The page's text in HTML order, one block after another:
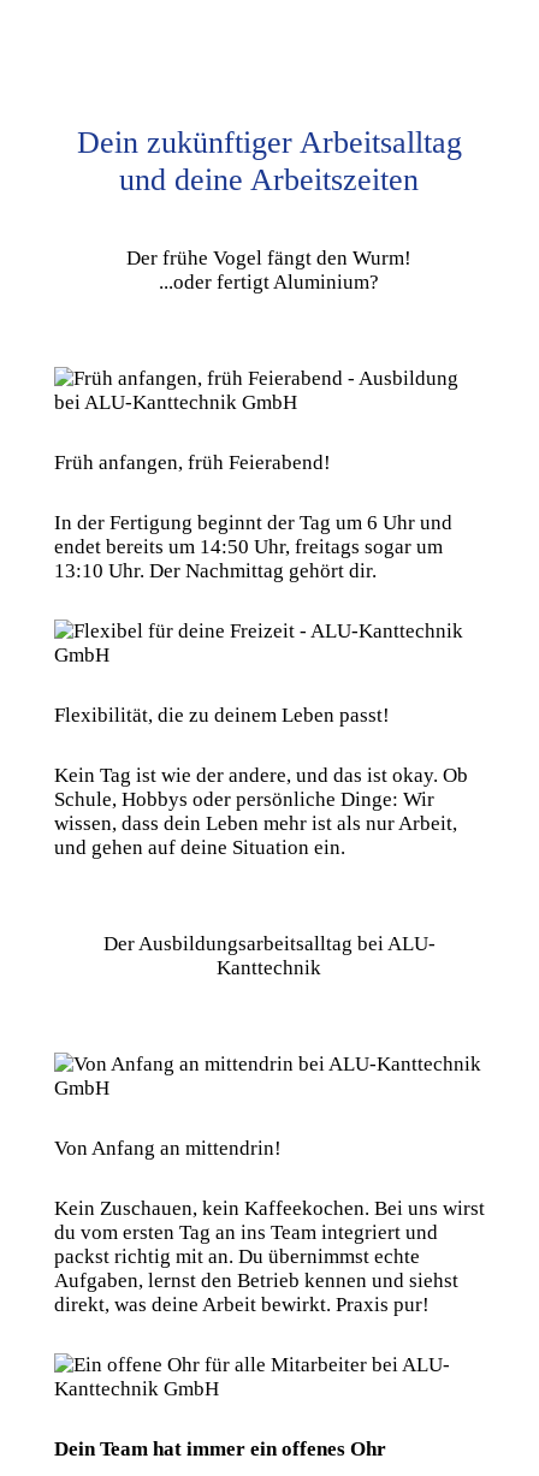
Dein zukünftiger Arbeitsalltag
und deine Arbeitszeiten
Der frühe Vogel fängt den Wurm!
...oder fertigt Aluminium?
Früh anfangen, früh Feierabend!
In der Fertigung beginnt der Tag um 6 Uhr und
endet bereits um 14:50 Uhr, freitags sogar um
13:10 Uhr. Der Nachmittag gehört dir.
Flexibilität, die zu deinem Leben passt!
Kein Tag ist wie der andere, und das ist okay. Ob
Schule, Hobbys oder persönliche Dinge: Wir
wissen, dass dein Leben mehr ist als nur Arbeit,
und gehen auf deine Situation ein.
Der Ausbildungsarbeitsalltag bei ALU-
Kanttechnik
Von Anfang an mittendrin!
Kein Zuschauen, kein Kaffeekochen. Bei uns wirst
du vom ersten Tag an ins Team integriert und
packst richtig mit an. Du übernimmst echte
Aufgaben, lernst den Betrieb kennen und siehst
direkt, was deine Arbeit bewirkt. Praxis pur!
Dein Team hat immer ein offenes Ohr